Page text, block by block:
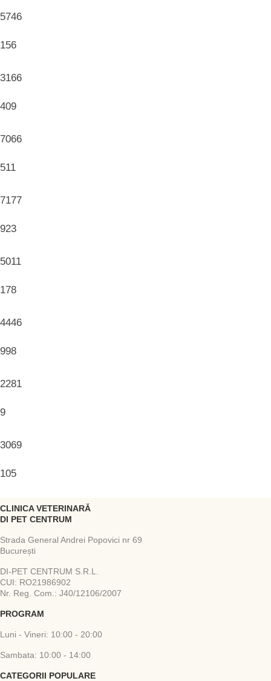
5746
156
3166
409
7066
511
7177
923
5011
178
4446
998
2281
9
3069
105
CLINICA VETERINARĂ
DI PET CENTRUM
Strada General Andrei Popovici nr 69
București
DI-PET CENTRUM S.R.L.
CUI: RO21986902
Nr. Reg. Com.: J40/12106/2007
PROGRAM
Luni - Vineri: 10:00 - 20:00
Sambata: 10:00 - 14:00
CATEGORII POPULARE